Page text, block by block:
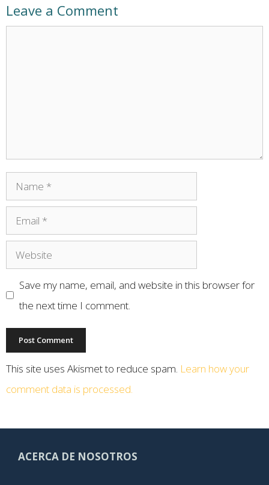
Leave a Comment
Save my name, email, and website in this browser for
the next time I comment.
This site uses Akismet to reduce spam. Learn how your
comment data is processed.
ACERCA DE NOSOTROS